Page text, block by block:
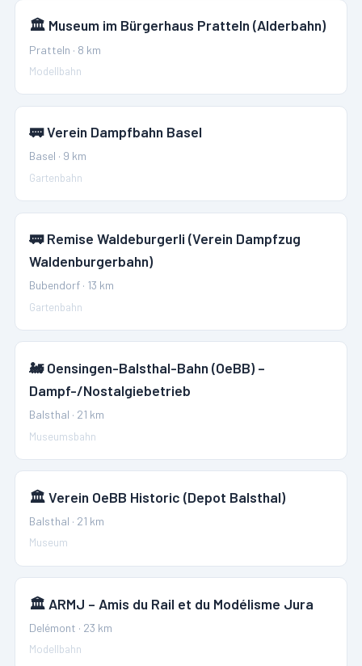
🏛️ Museum im Bürgerhaus Pratteln (Alderbahn)
Pratteln · 8 km
Modellbahn
🚃Verein Dampfbahn Basel
Basel · 9 km
Gartenbahn
🚃 Remise Waldeburgerli (Verein Dampfzug
Waldenburgerbahn)
Bubendorf · 13 km
Gartenbahn
🚂 Oensingen-Balsthal-Bahn (OeBB) –
Dampf-/Nostalgiebetrieb
Balsthal · 21 km
Museumsbahn
🏛️Verein OeBB Historic (Depot Balsthal)
Balsthal · 21 km
Museum
🏛️ ARMJ – Amis du Rail et du Modélisme Jura
Delémont · 23 km
Modellbahn